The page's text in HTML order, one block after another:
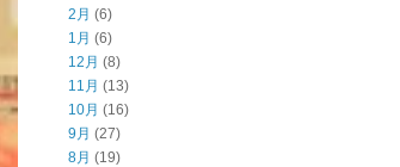
2月 (6)
1月 (6)
12月 (8)
11月 (13)
10月 (16)
9月 (27)
8月 (19)